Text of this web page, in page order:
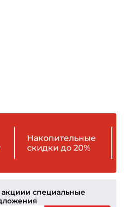
Накопительные
скидки до 20%
и специальные